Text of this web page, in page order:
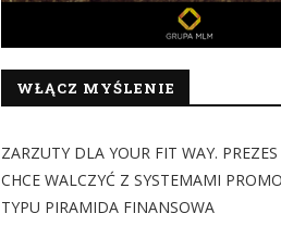
WŁĄCZ MYŚLENIE
ZARZUTY DLA YOUR FIT WAY.
CHCE WALCZYĆ Z SYSTEMAMI
TYPU PIRAMIDA FINANSOWA